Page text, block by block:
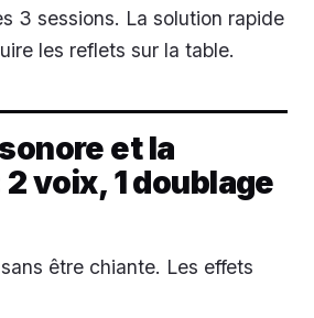
3 sessions. La solution rapide
les reflets sur la table.
et la
voix, 1 doublage
être chiante. Les effets